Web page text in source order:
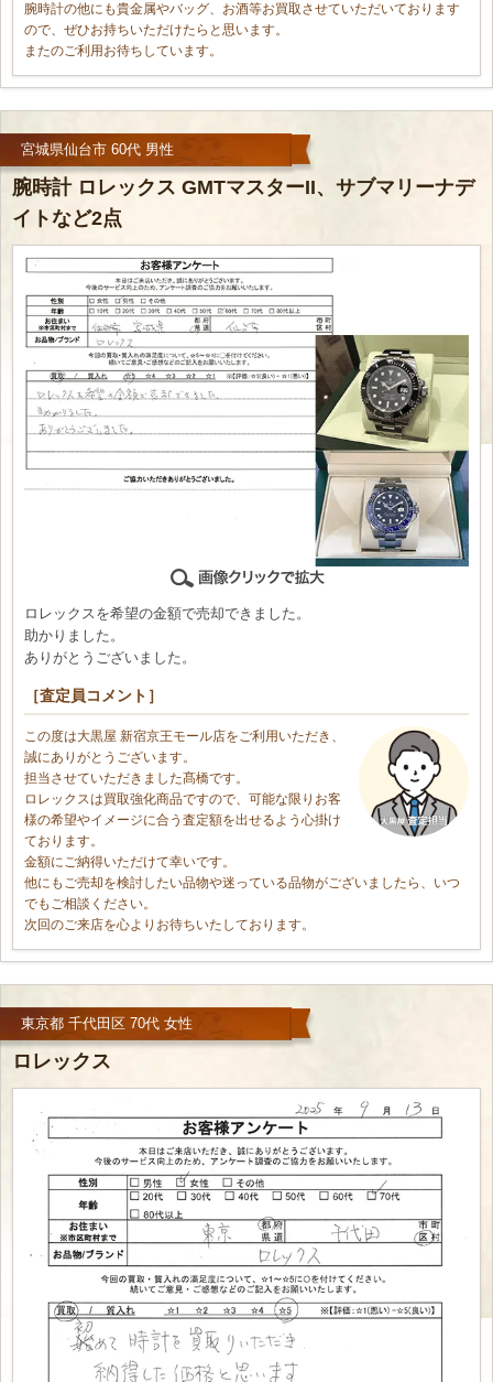
腕時計の他にも貴金属やバッグ、お酒等お買取させていただいております
ので、ぜひお持ちいただけたらと思います。
またのご利用お待ちしています。
宮城県仙台市 60代 男性
腕時計 ロレックス GMTマスターII、サブマリーナデ
イトなど2点
ロレックスを希望の金額で売却できました。
助かりました。
ありがとうございました。
［査定員コメント］
この度は大黒屋 新宿京王モール店をご利用いただき、
誠にありがとうございます。
担当させていただきました髙橋です。
ロレックスは買取強化商品ですので、可能な限りお客
様の希望やイメージに合う査定額を出せるよう心掛け
ております。
金額にご納得いただけて幸いです。
他にもご売却を検討したい品物や迷っている品物がございましたら、いつ
でもご相談ください。
次回のご来店を心よりお待ちいたしております。
東京都 千代田区 70代 女性
ロレックス